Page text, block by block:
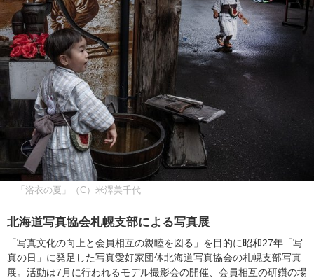
「浴衣の夏」（C）米澤美千代
北海道写真協会札幌支部による写真展
「写真文化の向上と会員相互の親睦を図る」を目的に昭和27年「写
真の日」に発足した写真愛好家団体北海道写真協会の札幌支部写真
展。活動は7月に行われるモデル撮影会の開催、会員相互の研鑽の場